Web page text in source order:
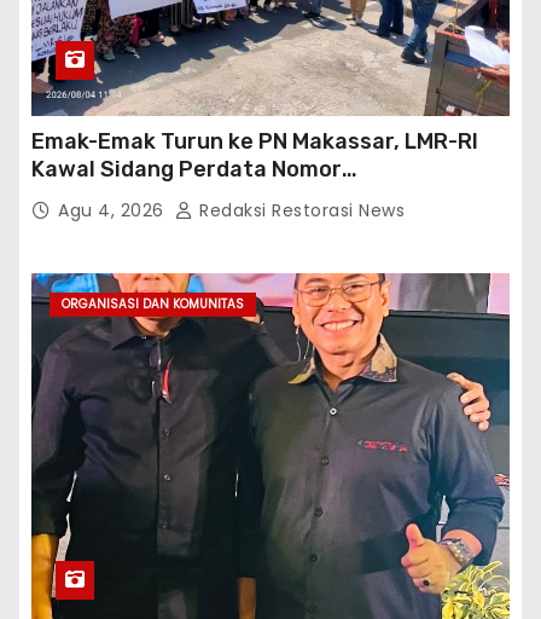
Emak-Emak Turun ke PN Makassar, LMR-RI
Kawal Sidang Perdata Nomor
254/Pdt.G/2026/PN Mks
Agu 4, 2026 Redaksi Restorasi News
ORGANISASI DAN KOMUNITAS